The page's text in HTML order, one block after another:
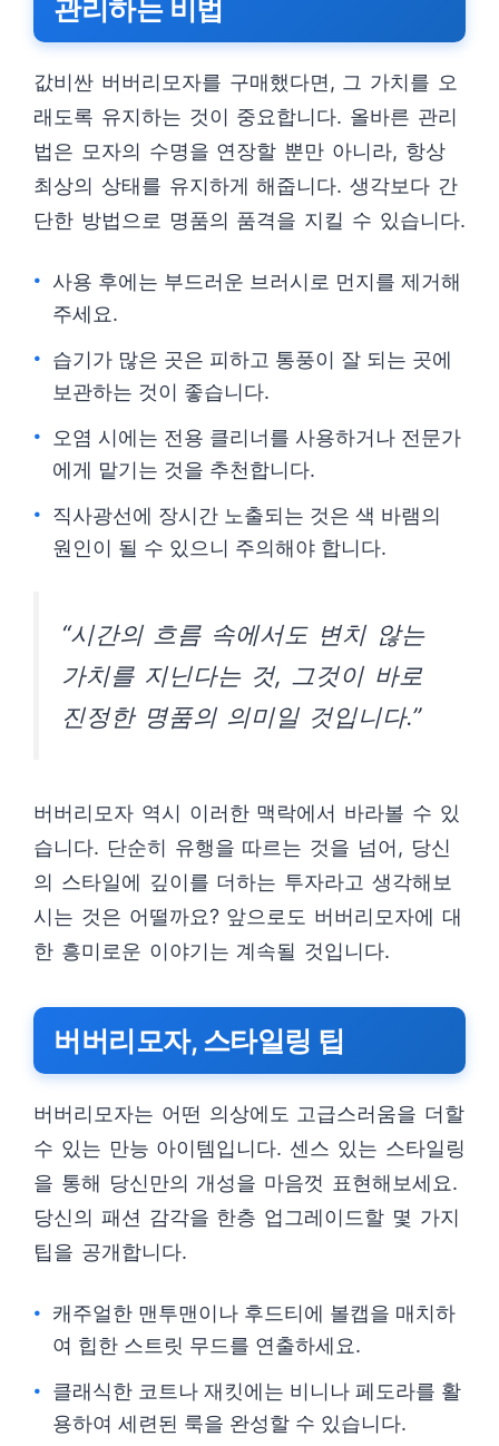
관리하는 비법
값비싼 버버리모자를 구매했다면, 그 가치를 오
래도록 유지하는 것이 중요합니다. 올바른 관리
법은 모자의 수명을 연장할 뿐만 아니라, 항상
최상의 상태를 유지하게 해줍니다. 생각보다 간
단한 방법으로 명품의 품격을 지킬 수 있습니다.
사용 후에는 부드러운 브러시로 먼지를 제거해
주세요.
습기가 많은 곳은 피하고 통풍이 잘 되는 곳에
보관하는 것이 좋습니다.
오염 시에는 전용 클리너를 사용하거나 전문가
에게 맡기는 것을 추천합니다.
직사광선에 장시간 노출되는 것은 색 바램의
원인이 될 수 있으니 주의해야 합니다.
“시간의 흐름 속에서도 변치 않는
가치를 지닌다는 것, 그것이 바로
진정한 명품의 의미일 것입니다.”
버버리모자 역시 이러한 맥락에서 바라볼 수 있
습니다. 단순히 유행을 따르는 것을 넘어, 당신
의 스타일에 깊이를 더하는 투자라고 생각해보
시는 것은 어떨까요? 앞으로도 버버리모자에 대
한 흥미로운 이야기는 계속될 것입니다.
버버리모자, 스타일링 팁
버버리모자는 어떤 의상에도 고급스러움을 더할
수 있는 만능 아이템입니다. 센스 있는 스타일링
을 통해 당신만의 개성을 마음껏 표현해보세요.
당신의 패션 감각을 한층 업그레이드할 몇 가지
팁을 공개합니다.
캐주얼한 맨투맨이나 후드티에 볼캡을 매치하
여 힙한 스트릿 무드를 연출하세요.
클래식한 코트나 재킷에는 비니나 페도라를 활
용하여 세련된 룩을 완성할 수 있습니다.